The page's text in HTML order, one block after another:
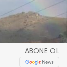
ABONE OL